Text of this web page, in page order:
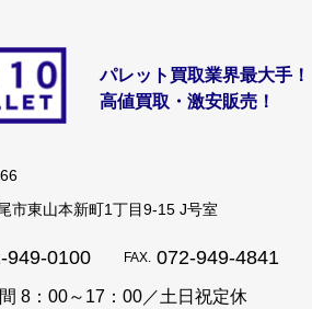
パレット買取業界最大手！
高値買取・激安販売！
市東山本新町1丁目9-15 J号室
949-0100 072-949-4841
8：00～17：00／土日祝定休